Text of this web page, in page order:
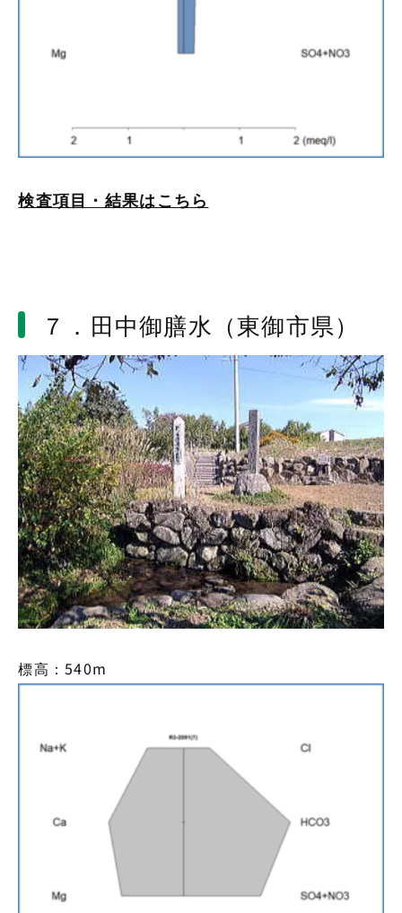
検査項目・結果はこちら
７．田中御膳水（東御市県）
標高：540m